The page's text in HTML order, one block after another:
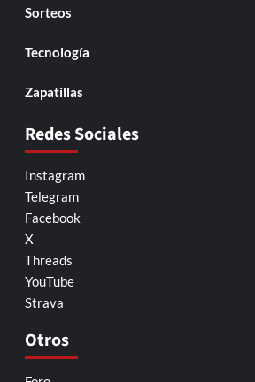
Sorteos
Tecnología
Zapatillas
Redes Sociales
Instagram
Telegram
Facebook
X
Threads
YouTube
Strava
Otros